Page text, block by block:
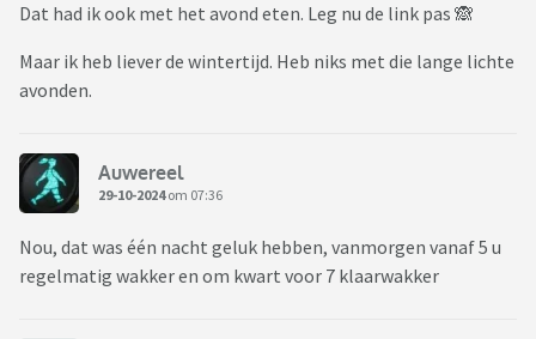
Dat had ik ook met het avond eten. Leg nu de link pas 🙈
Maar ik heb liever de wintertijd. Heb niks met die lange lichte
avonden.
Auwereel
29-10-2024om 07:36
Nou, dat was één nacht geluk hebben, vanmorgen vanaf 5 u
regelmatig wakker en om kwart voor 7 klaarwakker